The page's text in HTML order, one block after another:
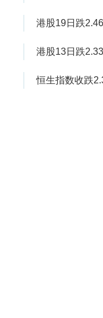
港股19日跌
港股13日跌
恒生指数收跌